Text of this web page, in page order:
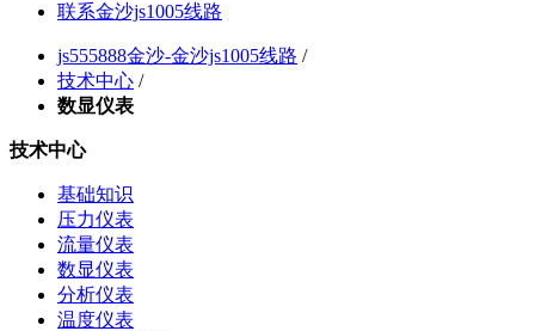
联系金沙js1005线路
js555888金沙-金沙js1005线路 /
技术中心 /
数显仪表
技术中心
基础知识
压力仪表
流量仪表
数显仪表
分析仪表
温度仪表